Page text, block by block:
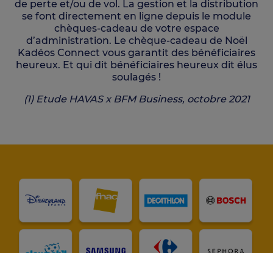
de perte et/ou de vol. La gestion et la distribution
se font directement en ligne depuis le module
chèques-cadeau de votre espace
d’administration. Le chèque-cadeau de Noël
Kadéos Connect vous garantit des bénéficiaires
heureux. Et qui dit bénéficiaires heureux dit élus
soulagés !
(1) Etude HAVAS x BFM Business, octobre 2021